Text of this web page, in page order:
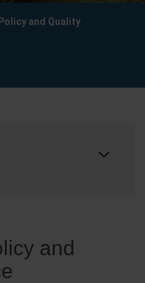
and Quality
and